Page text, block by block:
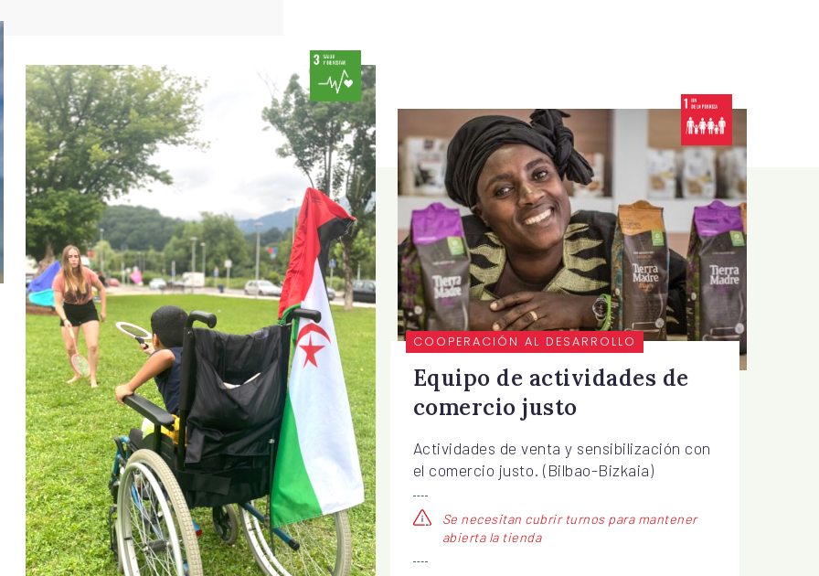
COOPERACIÓN AL DESARROLLO
Equipo de actividades de
comercio justo
Actividades de venta y sensibilización con
el comercio justo. (Bilbao-Bizkaia)
Se necesitan cubrir turnos para mantener
abierta la tienda